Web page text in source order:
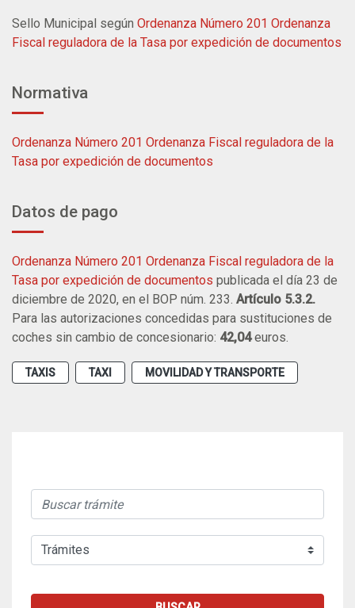
Sello Municipal según Ordenanza Número 201 Ordenanza
Fiscal reguladora de la Tasa por expedición de documentos
Normativa
Ordenanza Número 201 Ordenanza Fiscal reguladora de la
Tasa por expedición de documentos
Datos de pago
Ordenanza Número 201 Ordenanza Fiscal reguladora de la
Tasa por expedición de documentos publicada el día 23 de
diciembre de 2020, en el BOP núm. 233. Artículo 5.3.2.
Para las autorizaciones concedidas para sustituciones de
coches sin cambio de concesionario: 42,04euros.
TAXIS TAXI MOVILIDAD Y TRANSPORTE